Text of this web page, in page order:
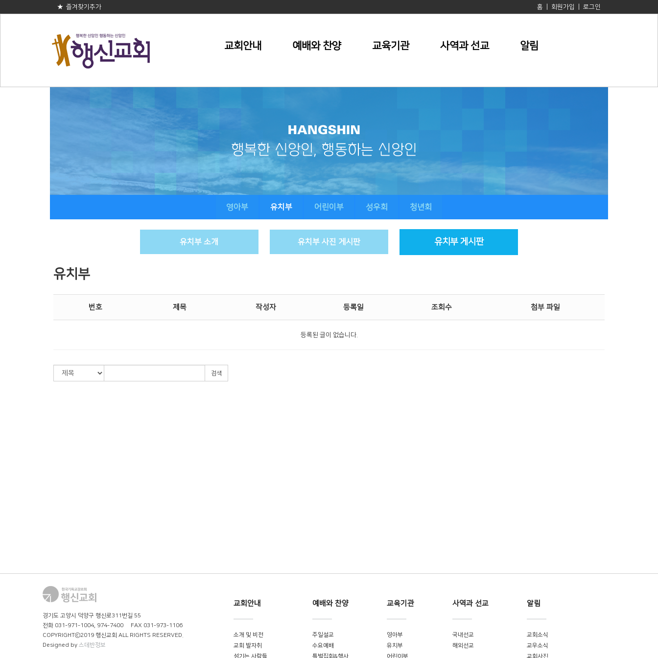
★ 즐겨찾기추가 홈 회원가입 로그인
교회안내 예배와 찬양 교육기관 사역과 선교 알림
영아부 유치부 어린이부 성우회 청년회
유치부 소개 유치부 사진 게시판 유치부 게시판
유치부
번호 제목 작성자 등록일 조회수 첨부 파일
등록된 글이 없습니다.
검색
경기도 고양시 덕양구 행신로311번길 55
전화 031-971-1004, 974-7400 FAX 031-973-1106
COPYRIGHTⓒ2019 행신교회 ALL RIGHTS RESERVED.
Designed by 스데반정보
교회안내
소개 및 비전
교회 발자취
섬기는 사람들
예배와 찬양
주일설교
수요예배
특별집회&행사
교육기관
영아부
유치부
어린이부
사역과 선교
국내선교
해외선교
알림
교회소식
교우소식
교회사진